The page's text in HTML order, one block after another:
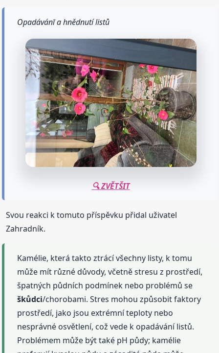
Opadávánī a hnědnutí listů
🔍 ZVĚTŠIT
Svou reakci k tomuto příspěvku přidal uživatel
Zahradník.
Kamélie, která takto ztrácí všechny listy, k tomu
může mít různé důvody, včetně stresu z prostředí,
špatných půdních podmínek nebo problémů se
škůdci/chorobami. Stres mohou způsobit faktory
prostředí, jako jsou extrémní teploty nebo
nesprávné osvětlení, což vede k opadávání listů.
Problémem může být také pH půdy; kamélie